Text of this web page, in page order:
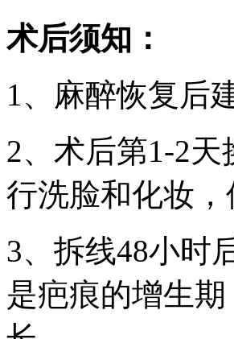
术后须知：
1、麻醉恢复后
2、术后第1-2
行洗脸和化妆
3、拆线48小时
是疤痕的增生